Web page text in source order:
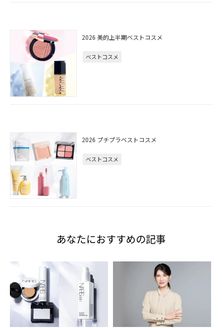
2026 美的上半期ベストコスメ
ベストコスメ
2026 プチプラベストコスメ
ベストコスメ
あなたにおすすめの記事